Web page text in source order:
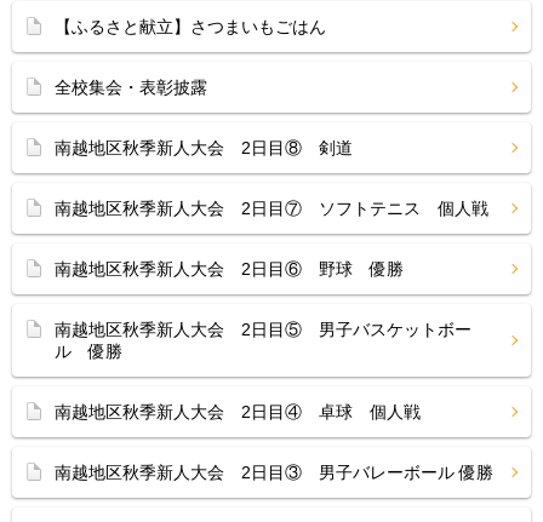
【ふるさと献立】さつまいもごはん
全校集会・表彰披露
南越地区秋季新人大会 2日目⑧ 剣道
南越地区秋季新人大会 2日目⑦ ソフトテニス 個人戦
南越地区秋季新人大会 2日目⑥ 野球 優勝
南越地区秋季新人大会 2日目⑤ 男子バスケットボー
ル 優勝
南越地区秋季新人大会 2日目④ 卓球 個人戦
南越地区秋季新人大会 2日目③ 男子バレーボール 優勝